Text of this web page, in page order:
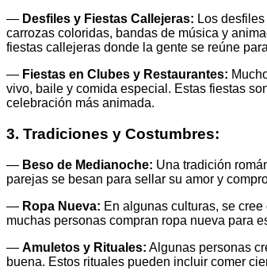
— Desfiles y Fiestas Callejeras: Los
carrozas coloridas, bandas de música y
fiestas callejeras donde la gente se reúne
— Fiestas en Clubes y Restaurantes:
vivo, baile y comida especial. Estas fiestas
celebración más animada.
3. Tradiciones y Costumbres:
— Beso de Medianoche: Una tradición
parejas se besan para sellar su amor y
— Ropa Nueva: En algunas culturas, se
muchas personas compran ropa nueva para
— Amuletos y Rituales: Algunas personas
buena. Estos rituales pueden incluir comer